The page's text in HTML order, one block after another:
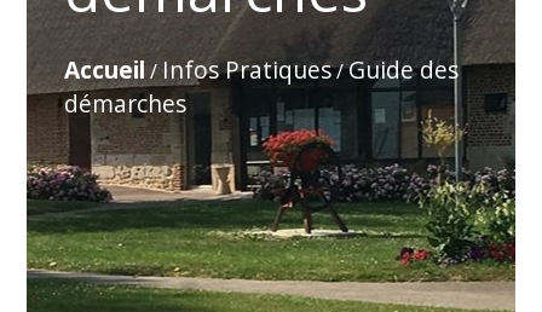
Accueil / Infos Pratiques/Guide des
démarches